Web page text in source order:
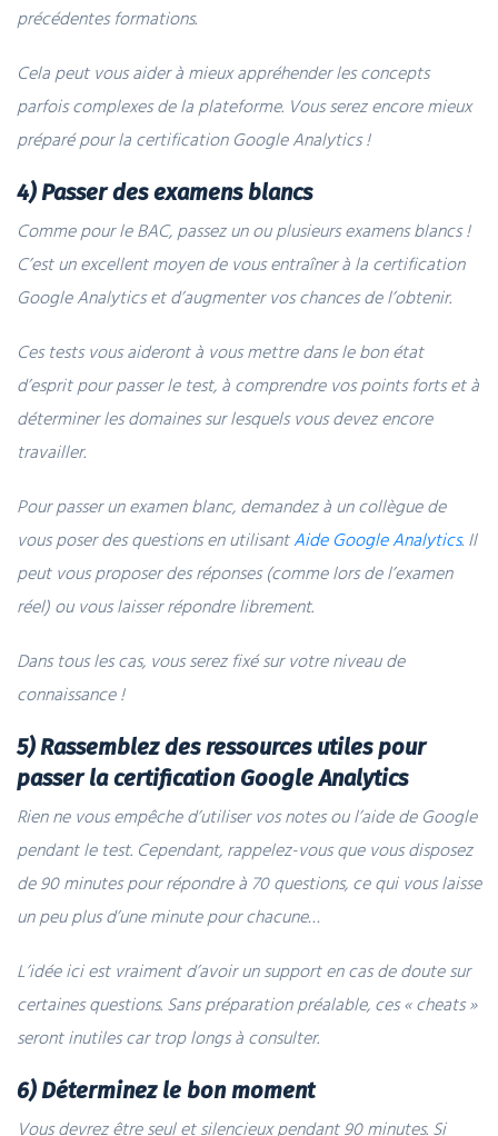
précédentes formations.
Cela peut vous aider à mieux appréhender les concepts
parfois complexes de la plateforme. Vous serez encore mieux
préparé pour la certification Google Analytics !
4) Passer des examens blancs
Comme pour le BAC, passez un ou plusieurs examens blancs !
C’est un excellent moyen de vous entraîner à la certification
Google Analytics et d’augmenter vos chances de l’obtenir.
Ces tests vous aideront à vous mettre dans le bon état
d’esprit pour passer le test, à comprendre vos points forts et à
déterminer les domaines sur lesquels vous devez encore
travailler.
Pour passer un examen blanc, demandez à un collègue de
vous poser des questions en utilisantAide Google Analytics. Il
peut vous proposer des réponses (comme lors de l’examen
réel) ou vous laisser répondre librement.
Dans tous les cas, vous serez fixé sur votre niveau de
connaissance !
5) Rassemblez des ressources utiles pour
passer la certification Google Analytics
Rien ne vous empêche d’utiliser vos notes ou l’aide de Google
pendant le test. Cependant, rappelez-vous que vous disposez
de 90 minutes pour répondre à 70 questions, ce qui vous laisse
un peu plus d’une minute pour chacune…
L’idée ici est vraiment d’avoir un support en cas de doute sur
certaines questions. Sans préparation préalable, ces « cheats »
seront inutiles car trop longs à consulter.
6) Déterminez le bon moment
Vous devrez être seul et silencieux pendant 90 minutes. Si